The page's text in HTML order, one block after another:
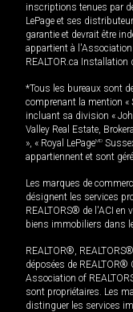
inscriptions tenues par
LePage et ses
garantie et devrait être
appartient à l'Association
REALTOR.ca
*Tous les bureaux sont
comprenant la mention «
incluant sa division «
Valley Real Estate,
», « Royal LePageMD
appartiennent et sont
Les marques de
désignent les services
REALTORS® de l'ACI en
biens immobiliers dans
REALTOR®,
déposées de
Association of
sont propriétaires. Les
distinguer les services